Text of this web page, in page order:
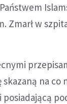
Zmarł w
skazaną na